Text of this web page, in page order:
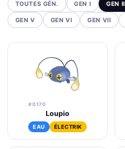
TOUTES GÉN. GEN I GEN II
GEN V GEN VI GEN VII
#0170
Loupio
EAU ÉLECTRIK